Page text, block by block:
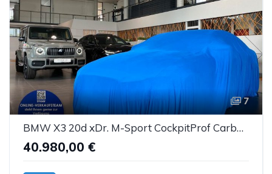
7
BMW X3 20d xDr. M-Sport CockpitProf Carbon Sthz LED
40.980,00 €